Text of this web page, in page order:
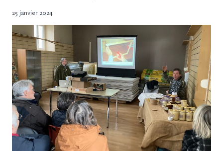
25 janvier 2024